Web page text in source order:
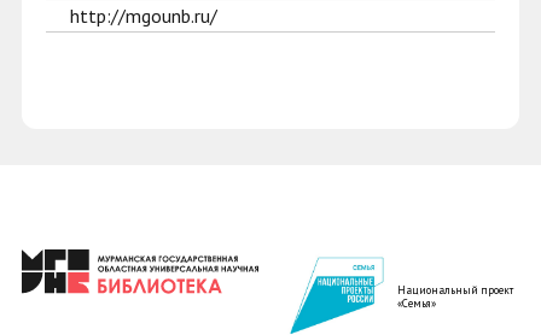
http://mgounb.ru/
Национальный проект
«Семья»